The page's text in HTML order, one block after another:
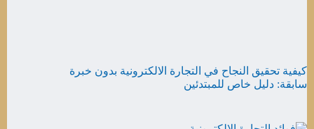
كيفية تحقيق النجاح في التجارة الالكترونية بدون خبرة
سابقة: دليل خاص للمبتدئين